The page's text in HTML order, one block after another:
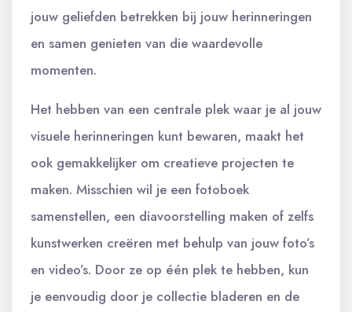
jouw geliefden betrekken bij jouw herinneringen
en samen genieten van die waardevolle
momenten.
Het hebben van een centrale plek waar je al jouw
visuele herinneringen kunt bewaren, maakt het
ook gemakkelijker om creatieve projecten te
maken. Misschien wil je een fotoboek
samenstellen, een diavoorstelling maken of zelfs
kunstwerken creëren met behulp van jouw foto’s
en video’s. Door ze op één plek te hebben, kun
je eenvoudig door je collectie bladeren en de